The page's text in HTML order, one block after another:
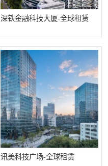
深铁金融科技大厦-全球租赁
讯美科技广场-全球租赁
保税区
西丽
高新园
后海
南油